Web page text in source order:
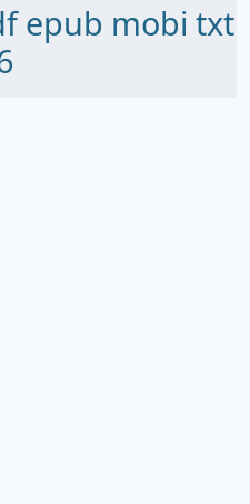
epub mobi txt